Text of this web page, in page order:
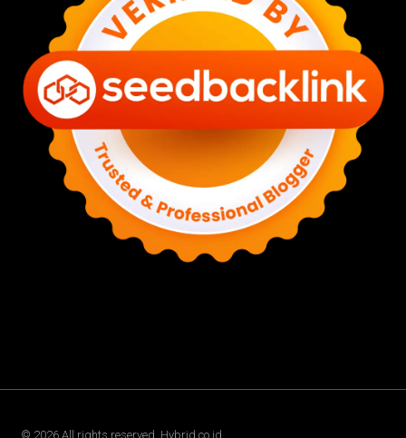
© 2026 All rights reserved. Hybrid.co.id